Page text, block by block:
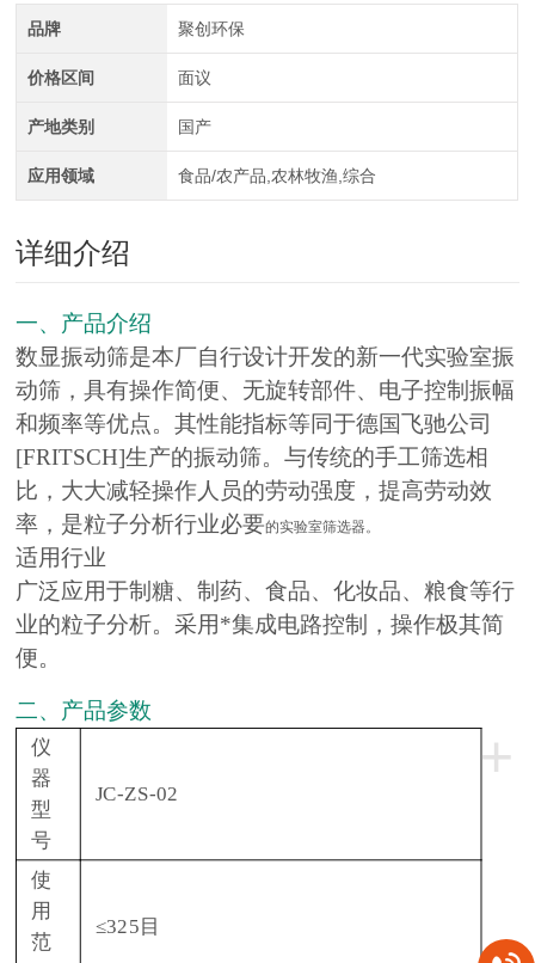
品牌 聚创环保
价格区间 面议
产地类别 国产
应用领域 食品/农产品,农林牧渔,综合
详细介绍
一、产品介绍
数显振动筛是本厂自行设计开发的新一代实验室振
动筛，具有操作简便、无旋转部件、电子控制振幅
和频率等优点。其性能指标等同于德国飞驰公司
[FRITSCH]生产的振动筛。与传统的手工筛选相
比，大大减轻操作人员的劳动强度，提高劳动效
率，是粒子分析行业必要的实验室筛选器。
适用行业
广泛应用于制糖、制药、食品、化妆品、粮食等行
业的粒子分析。采用*集成电路控制，操作极其简
便。
二、产品参数
+
仪
器
型
号
JC-ZS-02
使
用
范
≤325目